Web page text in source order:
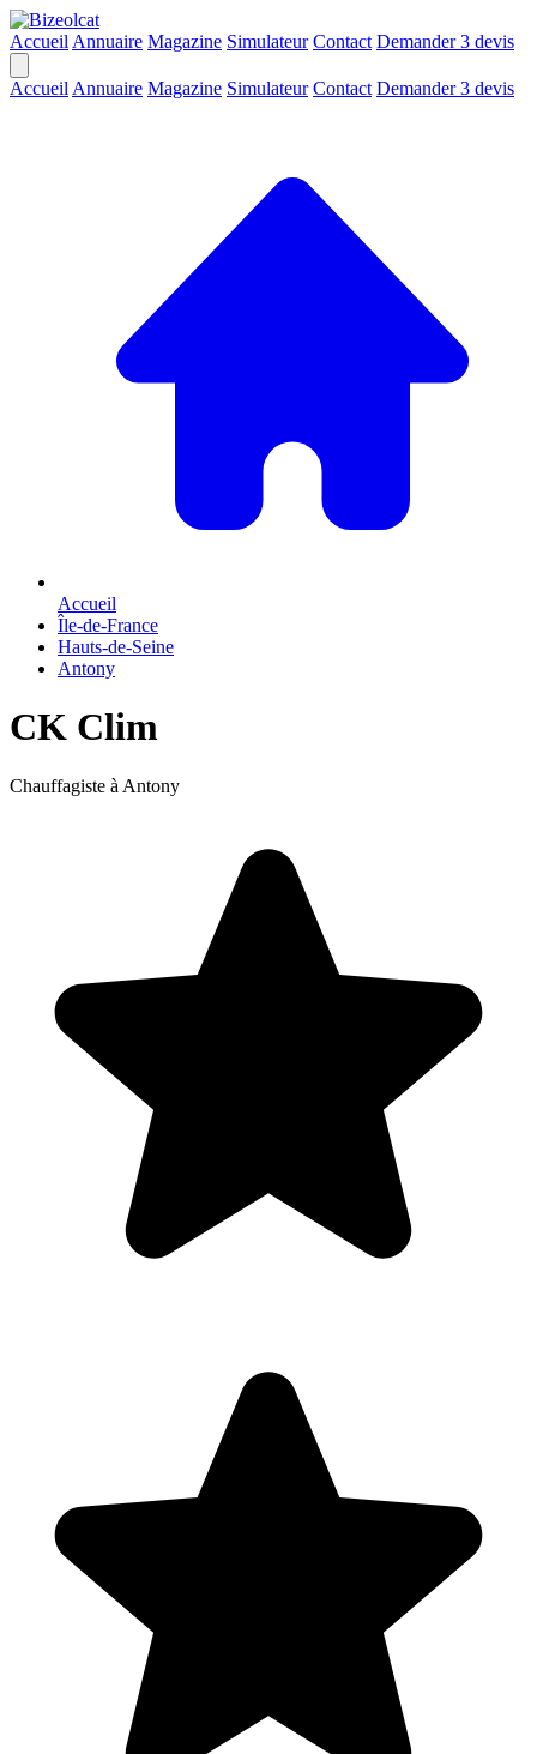
Accueil Annuaire Magazine Simulateur Contact Demander 3 devis
Accueil Annuaire Magazine Simulateur Contact Demander 3 devis
Accueil
Île-de-France
Hauts-de-Seine
Antony
CK Clim
Chauffagiste à Antony